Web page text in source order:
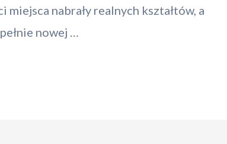
miejsca nabrały realnych kształtów, a
nowej …